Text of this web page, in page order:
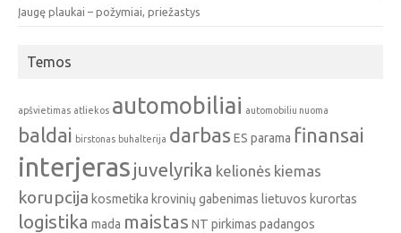
Įaugę plaukai – požymiai, priežastys
Temos
apšvietimas atliekos automobiliai automobiliu nuoma
baldai birstonas buhalterija darbas ES parama finansai
interjeras juvelyrika kelionės kiemas
korupcija kosmetika krovinių gabenimas lietuvos kurortas
logistika mada maistas NT pirkimas padangos